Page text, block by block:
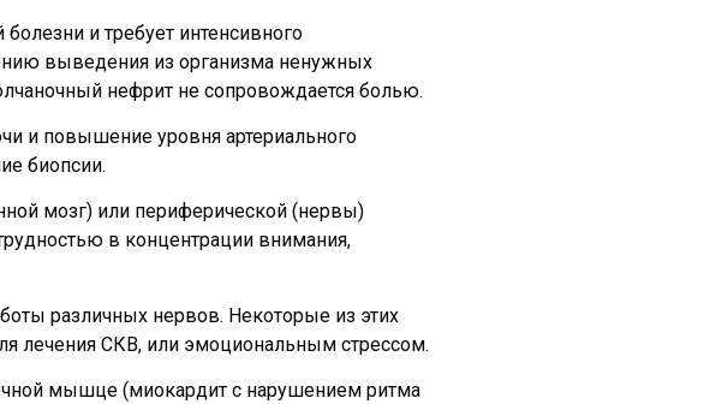
и требует интенсивного
выведения из организма ненужных
нефрит не сопровождается болью.
и повышение уровня артериального
биопсии.
мозг) или периферической (нервы)
в концентрации внимания,
различных нервов. Некоторые из этих
лечения СКВ, или эмоциональным стрессом.
мышце (миокардит с нарушением ритма